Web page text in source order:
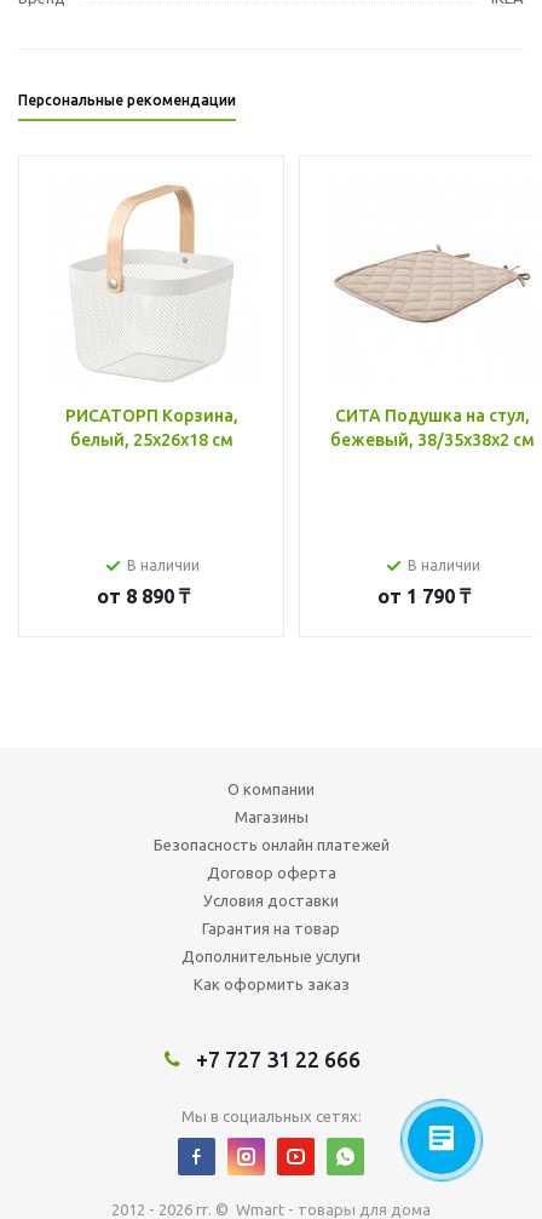
Персональные рекомендации
РИСАТОРП Корзина,
белый, 25x26x18 см
В наличии
от 8 890 ₸
СИТА Подушка на стул,
бежевый, 38/35x38x2 см
В наличии
от 1 790 ₸
О компании
Магазины
Безопасность онлайн платежей
Договор оферта
Условия доставки
Гарантия на товар
Дополнительные услуги
Как оформить заказ
+7 727 31 22 666
Мы в социальных сетях:
2012 - 2026 гг. © Wmart - товары для дома